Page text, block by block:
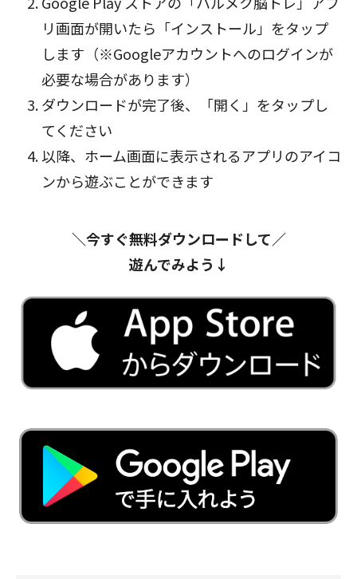
リ画面が開いたら「インストール」をタップ
します（※Googleアカウントへのログインが
必要な場合があります）
ダウンロードが完了後、「開く」をタップし
てください
以降、ホーム画面に表示されるアプリのアイコ
ンから遊ぶことができます
＼今すぐ無料ダウンロードして／
遊んでみよう↓